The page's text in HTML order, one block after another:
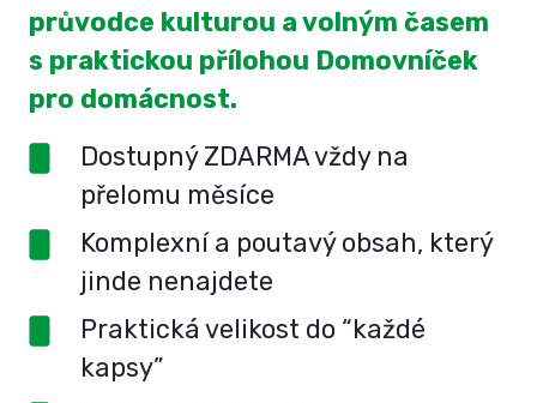
průvodce kulturou a volným časem
s praktickou přílohou Domovníček
pro domácnost.
Dostupný ZDARMA vždy na
přelomu měsíce
Komplexní a poutavý obsah, který
jinde nenajdete
Praktická velikost do “každé
kapsy”